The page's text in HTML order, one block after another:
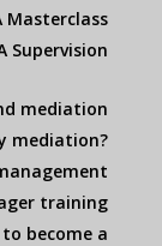
Masterclass
Supervision
mediation
mediation?
training
become a